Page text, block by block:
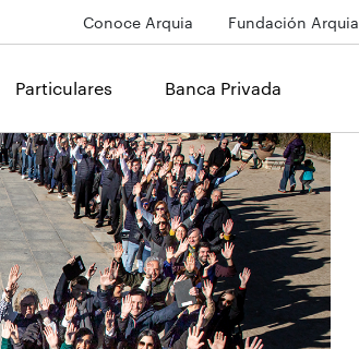
Conoce Arquia Fundación Arquia
Particulares Banca Privada